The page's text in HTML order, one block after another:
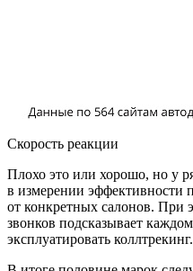
Скорость реакции
Плохо это или хорошо, но у
в измерении эффективности
от конкретных салонов. При
звонков подсказывает
эксплуатировать коллтрекинг.